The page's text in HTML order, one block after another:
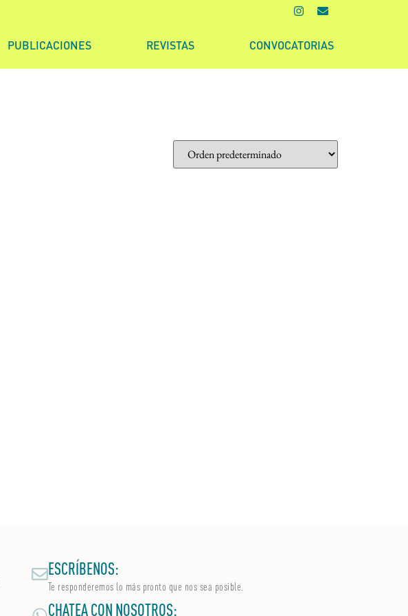
PUBLICACIONES REVISTAS CONVOCATORIAS
ESCRÍBENOS:
Te responderemos lo más pronto que nos sea posible.
CHATEA CON NOSOTROS: